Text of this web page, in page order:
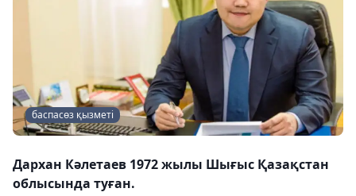
баспасөз қызметі
Дархан Кәлетаев 1972 жылы Шығыс Қазақстан
облысында туған.